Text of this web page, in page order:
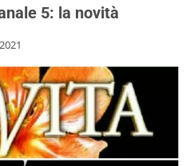
5: la novità